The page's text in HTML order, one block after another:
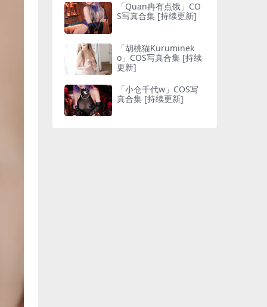
「Quan冉有点饿」CO
S写真合集 [持续更新]
「胡桃猫Kuruminek
o」COS写真合集 [持续
更新]
「小仓千代w」COS写
真合集 [持续更新]